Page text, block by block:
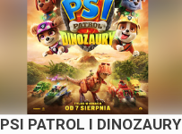
PSI PATROL I DINOZAURY